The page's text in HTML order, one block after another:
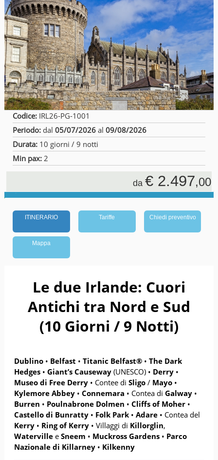
Codice: IRL26-PG-1001
Periodo: dal05/07/2026 al09/08/2026
Durata: 10 giorni / 9 notti
Min pax:2
da€ 2.497,00
ITINERARIO Tariffe Chiedi preventivo
Mappa
Le due Irlande: Cuori
Antichi tra Nord e Sud
(10 Giorni / 9 Notti)
Dublino • Belfast •Titanic Belfast® •The Dark
Hedges •Giant’s Causeway (UNESCO) • Derry •
Museo di Free Derry • Contee diSligo / Mayo •
Kylemore Abbey •Connemara • Contea diGalway •
Burren • Poulnabrone Dolmen •Cliffs of Moher •
Castello di Bunratty • Folk Park •Adare • Contea del
Kerry • Ring of Kerry • Villaggi di Killorglin,
Waterville eSneem • Muckross Gardens • Parco
Nazionale di Killarney • Kilkenny